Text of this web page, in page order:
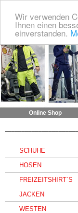
Wir verwenden
Ihnen einen
einverstanden.
Online Shop
SCHUHE
HOSEN
FREIZEITSHIRT`S
JACKEN
WESTEN